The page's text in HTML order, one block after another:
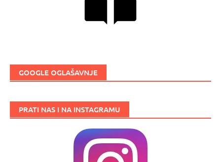
GOOGLE OGLAŠAVNJE
PRATI NAS I NA INSTAGRAMU